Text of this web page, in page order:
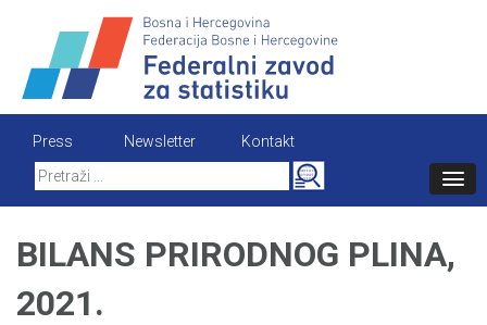
content
Press Newsletter
Kontakt
Search
for:
BILANS PRIRODNOG PLINA,
2021.